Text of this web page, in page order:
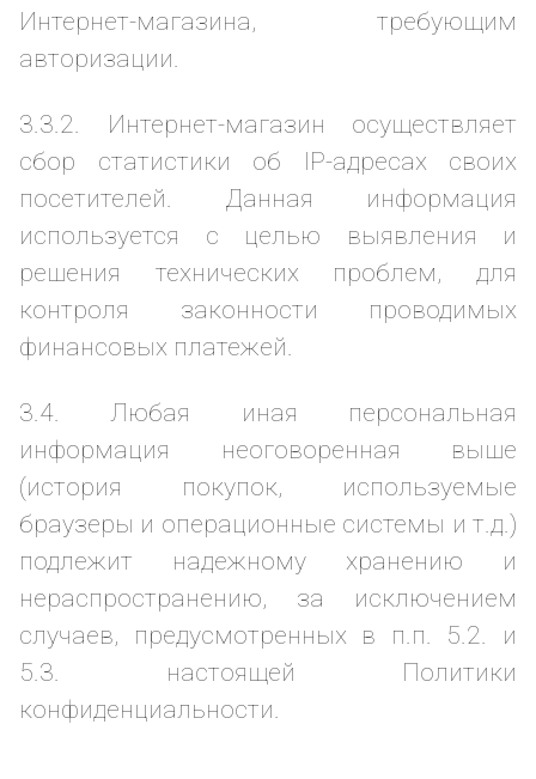
Интернет-магазина, требующим
авторизации.
3.3.2. Интернет-магазин осуществляет
сбор статистики об IP-адресах своих
посетителей. Данная информация
используется с целью выявления и
решения технических проблем, для
контроля законности проводимых
финансовых платежей.
3.4. Любая иная персональная
информация неоговоренная выше
(история покупок, используемые
браузеры и операционные системы и т.д.)
подлежит надежному хранению и
нераспространению, за исключением
случаев, предусмотренных в п.п. 5.2. и
5.3. настоящей Политики
конфиденциальности.